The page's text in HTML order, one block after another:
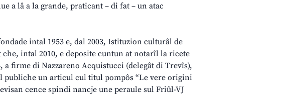
a lâ a la grande, praticant – di fat – un atac
intal 1953 e, dal 2003, Istituzion culturâl de
intal 2010, e deposite cuntun at notarîl la ricete
firme di Nazzareno Acquistucci (delegât di Trevîs),
publiche un articul cul titul pompôs “Le vere origini
cence spindi nancje une peraule sul Friûl-VJ